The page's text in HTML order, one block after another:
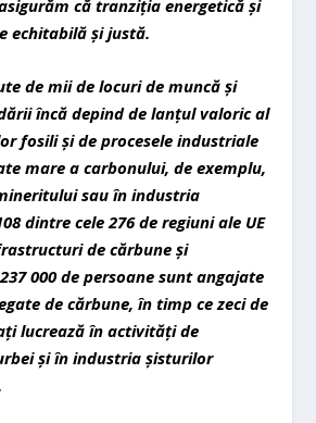
ăm că tranziția energetică și
echitabilă și justă.
de mii de locuri de muncă și
ăriiîncă depind de lanțul valoric al
fosiliși de procesele industriale
mare a carbonului, de exemplu,
sauîn industria
dintre cele 276 de regiuni ale UE
de cărbuneși
000 de persoane sunt angajate
de cărbune,în timp ce zeci de
ți lucrează în activități de
șiîn industriașisturilor